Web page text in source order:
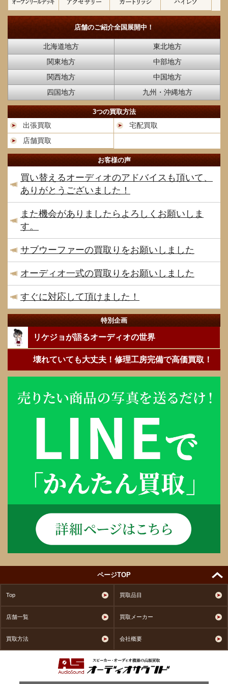
店舗のご紹介全国展開中！
北海道地方
東北地方
関東地方
中部地方
関西地方
中国地方
四国地方
九州・沖縄地方
3つの買取方法
出張買取
宅配買取
店舗買取
お客様の声
買い替えるオーディオのアドバイスも頂いて、
ありがとうございました！
また機会がありましたらよろしくお願いしま
す。
サブウーファーの買取りをお願いしました
オーディオ一式の買取りをお願いしました
すぐに対応して頂けました！
特別企画
リケジョが語るオーディオの世界
壊れていても大丈夫！修理工房完備で高価買取！
ページTOP
Top 買取品目
店舗一覧 買取メーカー
買取方法 会社概要